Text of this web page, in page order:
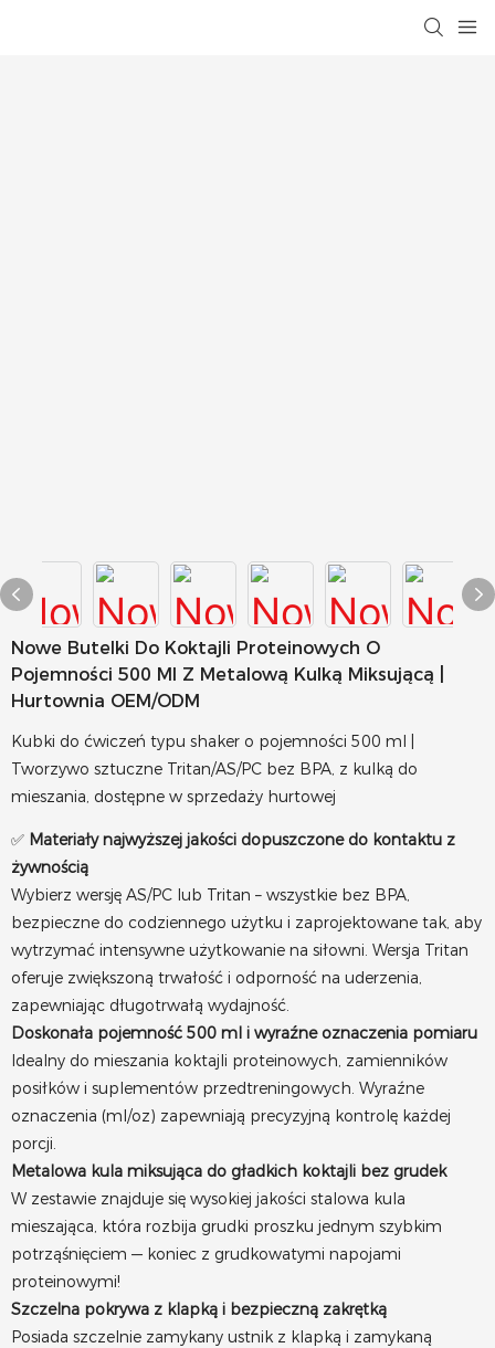
Nowe Butelki Do Koktajli Proteinowych O
Pojemności 500 Ml Z Metalową Kulką Miksującą |
Hurtownia OEM/ODM
Kubki do ćwiczeń typu shaker o pojemności 500 ml |
Tworzywo sztuczne Tritan/AS/PC bez BPA, z kulką do
mieszania, dostępne w sprzedaży hurtowej
✅ Materiały najwyższej jakości dopuszczone do kontaktu z
żywnością
Wybierz wersję AS/PC lub Tritan – wszystkie bez BPA,
bezpieczne do codziennego użytku i zaprojektowane tak, aby
wytrzymać intensywne użytkowanie na siłowni. Wersja Tritan
oferuje zwiększoną trwałość i odporność na uderzenia,
zapewniając długotrwałą wydajność.
Doskonała pojemność 500 ml i wyraźne oznaczenia pomiaru
Idealny do mieszania koktajli proteinowych, zamienników
posiłków i suplementów przedtreningowych. Wyraźne
oznaczenia (ml/oz) zapewniają precyzyjną kontrolę każdej
porcji.
Metalowa kula miksująca do gładkich koktajli bez grudek
W zestawie znajduje się wysokiej jakości stalowa kula
mieszająca, która rozbija grudki proszku jednym szybkim
potrząśnięciem — koniec z grudkowatymi napojami
proteinowymi!
Szczelna pokrywa z klapką i bezpieczną zakrętką
Posiada szczelnie zamykany ustnik z klapką i zamykaną